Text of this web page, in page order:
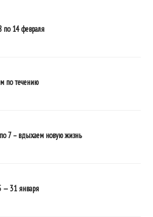
по 14 февраля
по течению
7 – вдыхаем новую жизнь
— 31 января